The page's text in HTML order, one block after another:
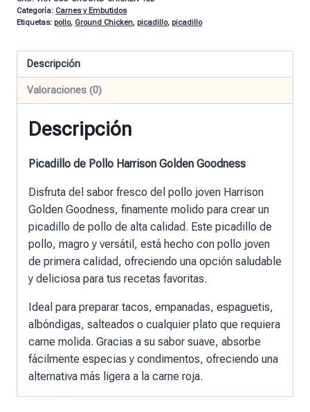
Categoría: Carnes y Embutidos
Etiquetas: pollo, Ground Chicken, picadillo, picadillo
Descripción
Valoraciones (0)
Descripción
Picadillo de Pollo Harrison Golden Goodness
Disfruta del sabor fresco del pollo joven Harrison
Golden Goodness, finamente molido para crear un
picadillo de pollo de alta calidad. Este picadillo de
pollo, magro y versátil, está hecho con pollo joven
de primera calidad, ofreciendo una opción saludable
y deliciosa para tus recetas favoritas.
Ideal para preparar tacos, empanadas, espaguetis,
albóndigas, salteados o cualquier plato que requiera
carne molida. Gracias a su sabor suave, absorbe
fácilmente especias y condimentos, ofreciendo una
alternativa más ligera a la carne roja.